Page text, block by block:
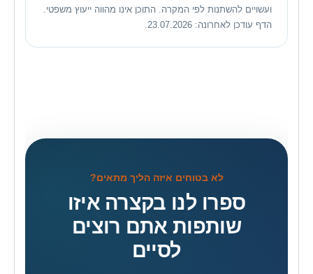
ועשויים להשתנות לפי המקרה. התוכן אינו מהווה ייעוץ משפטי.
הדף עודכן לאחרונה: 23.07.2026.
לא בטוחים איזה הליך מתאים?
ספרו לנו בקצרה איזו
שותפות אתם רוצים
לסיים